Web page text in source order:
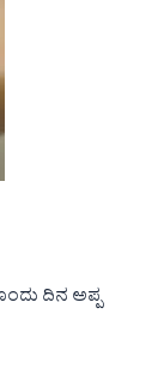
ದಿನ ಅಪ್ಪ